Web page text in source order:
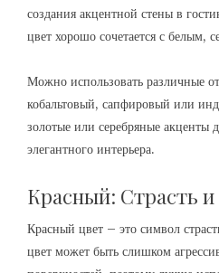
создания акцентной стены в
цвет хорошо сочетается с белым,
Можно использовать различные
кобальтовый, сапфировый или
золотые или серебряные акценты
элегантного интерьера.
Красный: Страсть и
Красный цвет – это символ
цвет может быть слишком